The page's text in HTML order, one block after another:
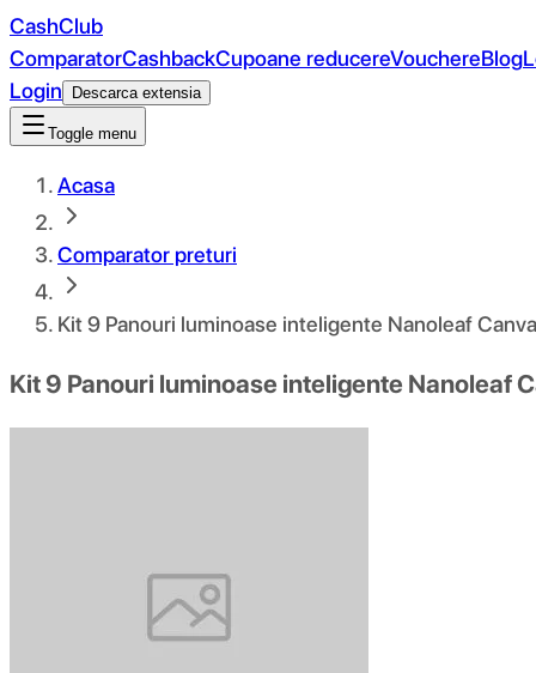
CashClub
ComparatorCashbackCupoane reducereVouchereBlog
Login
Descarca extensia
Toggle menu
Acasa
Comparator preturi
Kit 9 Panouri luminoase inteligente Nanoleaf
Kit 9 Panouri luminoase inteligente Nanoleaf